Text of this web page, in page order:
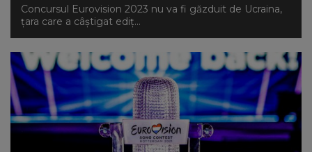
Concursul Eurovision 2023 nu va fi găzduit de Ucraina,
țara care a câștigat ediț...